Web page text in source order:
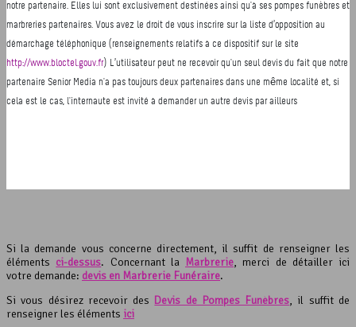
Si la demande vous concerne directement, il suffit de renseigner les
éléments ci-dessus. Concernant la Marbrerie, merci de détailler ici
votre demande: devis en Marbrerie Funéraire.
Si vous désirez recevoir des Devis de Pompes Funèbres, il suffit de
renseigner les éléments ici